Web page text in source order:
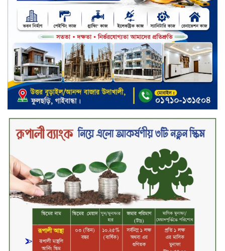
দেশজুড়ে কেনাকাটায় সেরা অফার, ব্র্যান্ড
রাশ আওয়ার এবং এক্সক্লুসিভ পেমেন্ট
ডিসকাউন্ট নিয়ে এলো দারাজ ৮.৮ গ্রেট
৮ সেল
টাঙ্গাইল জেলা পরিষদের ২৩লাখ টাকার
অনুদান বিতরণ
ডিজিটাল স্ক্রিন ছেড়ে ফসলের মাঠে
শিক্ষার্থীরা; টাঙ্গাইলের মহিষমারা কলেজে
খুন্তি-কোদালে তরুণদের নতুন বিপ্লব!
শান্তা পিনাকলে প্রিমিয়ার ব্যাংকের বোর্ড
সভা অনুষ্ঠিত
কাফরুলে মুক্তিযোদ্ধা কল্যাণ সমিতিতে
ইশতিয়াক আজিজ উলফাতের কোটি
টাকার দুর্নীতি, ফ্ল্যাট দখলের অপচেষ্টা ও